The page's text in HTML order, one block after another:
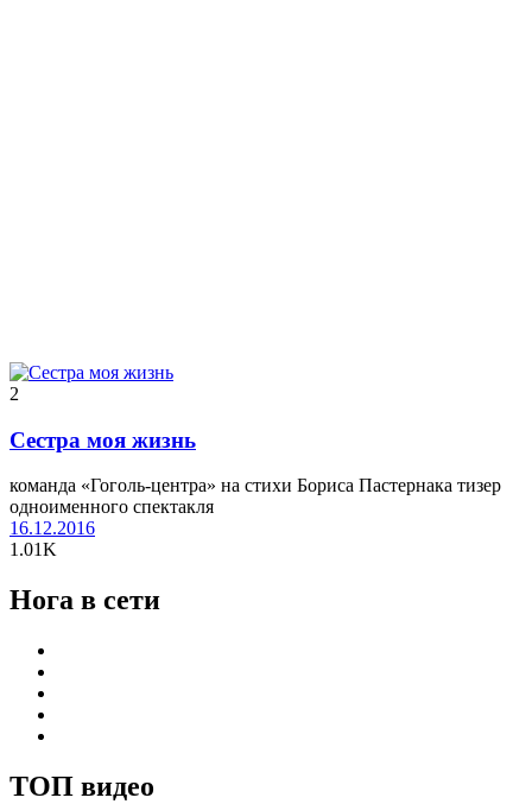
2
Сестра моя жизнь
команда «Гоголь-центра» на стихи Бориса Пастернака тизер
одноименного спектакля
16.12.2016
1.01K
Нога в сети
ТОП видео